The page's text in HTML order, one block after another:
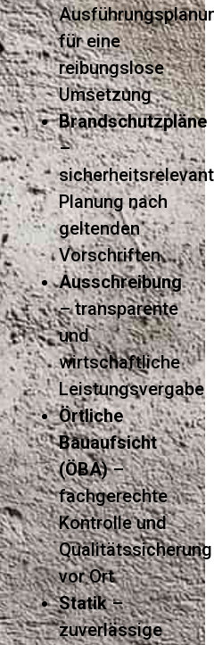
für eine
reibungslose
Umsetzung
Brandschutzpläne
–
Planung nach
geltenden
Vorschriften
Ausschreibung
– transparente
und
wirtschaftliche
Leistungsvergabe
Örtliche
Bauaufsicht
(ÖBA)–
fachgerechte
Kontrolle und
Qualitätssicherung
vor Ort
Statik–
zuverlässige